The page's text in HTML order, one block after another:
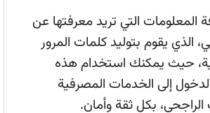
التي تريد معرفتها عن
الذي يقوم بتوليد كلمات المرور
كل 30 ثانية، حيث يمكنك استخدام هذه
إلى الخدمات المصرفية
الراجحي، بكل ثقة وأمان.